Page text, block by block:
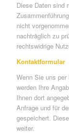
Diese Daten sind
nicht
nachträglich zu
rechtswidrige
Kontaktformular
Wenn Sie uns
werden Ihre
Ihnen dort
Anfrage und für
gespeichert.
weiter.